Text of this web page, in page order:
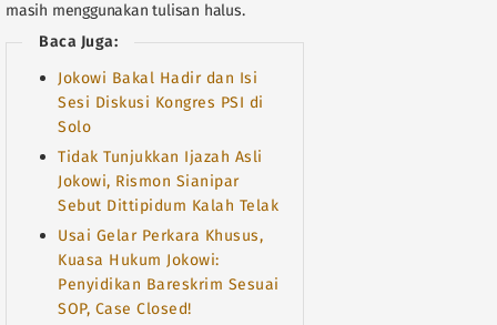
masih menggunakan tulisan halus.
Baca Juga:
Jokowi Bakal Hadir dan Isi
Sesi Diskusi Kongres PSI di
Solo
Tidak Tunjukkan Ijazah Asli
Jokowi, Rismon Sianipar
Sebut Dittipidum Kalah Telak
Usai Gelar Perkara Khusus,
Kuasa Hukum Jokowi:
Penyidikan Bareskrim Sesuai
SOP, Case Closed!